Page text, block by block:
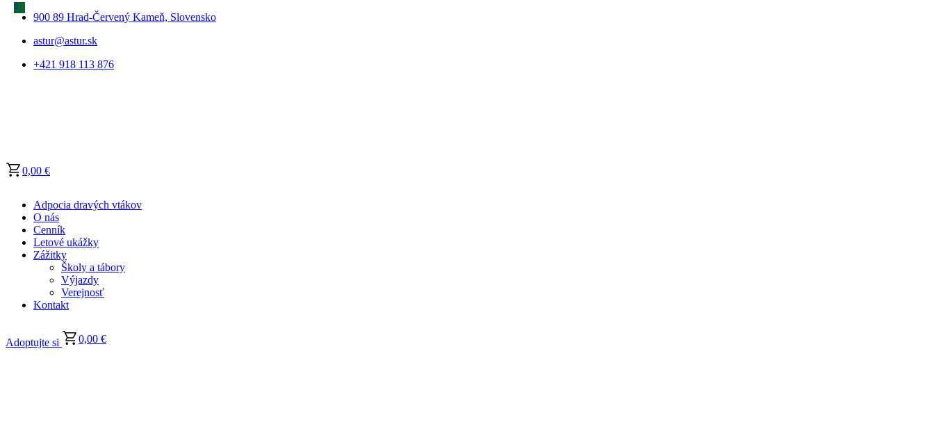
900 89 Hrad-Červený Kameň, Slovensko
astur@astur.sk
+421 918 113 876
0
0,00 €
Adpocia dravých vtákov
O nás
Cenník
Letové ukážky
Zážitky
Školy a tábory
Výjazdy
Verejnosť
Kontakt
Adoptujte si
0
0,00 €